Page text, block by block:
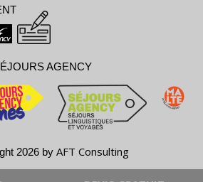
AGENCY
2026 by AFT Consulting